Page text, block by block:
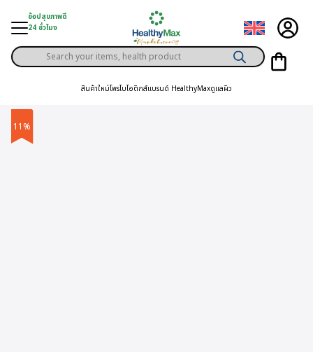
content
ช้อปสุขภาพดี
24 ชั่วโมง
มู่สินค้า
าพเฉพาะคุณ
Products
search
สินค้าใหม่โพรไบโอติกส์แบรนด์ HealthyMaxดูแลผิว
11%